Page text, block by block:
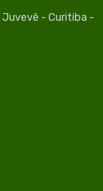
Juvevê - Curitiba -